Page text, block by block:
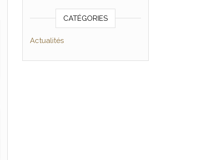
CATÉGORIES
Actualités